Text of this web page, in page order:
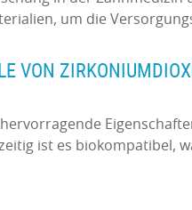
um die
VON
ist es biokompatibel,